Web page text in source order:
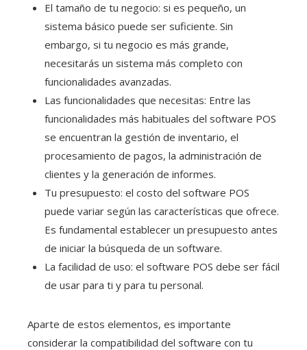
El tamaño de tu negocio: si es pequeño, un
sistema básico puede ser suficiente. Sin
embargo, si tu negocio es más grande,
necesitarás un sistema más completo con
funcionalidades avanzadas.
Las funcionalidades que necesitas: Entre las
funcionalidades más habituales del software POS
se encuentran la gestión de inventario, el
procesamiento de pagos, la administración de
clientes y la generación de informes.
Tu presupuesto: el costo del software POS
puede variar según las características que ofrece.
Es fundamental establecer un presupuesto antes
de iniciar la búsqueda de un software.
La facilidad de uso: el software POS debe ser fácil
de usar para ti y para tu personal.
Aparte de estos elementos, es importante
considerar la compatibilidad del software con tu